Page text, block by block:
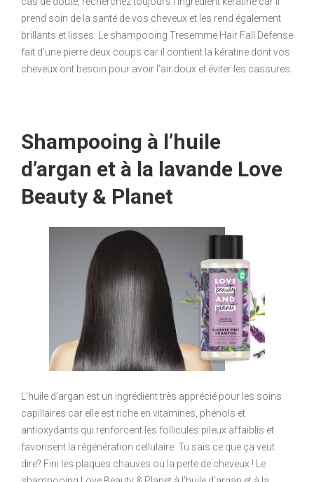
prend soin de la santé de vos cheveux et les rend également
brillants et lisses. Le shampooing Tresemme Hair Fall Defense
fait d’une pierre deux coups car il contient la kératine dont vos
cheveux ont besoin pour avoir l’air doux et éviter les cassures.
Shampooing à l’huile
d’argan et à la lavande Love
Beauty & Planet
L’huile d’argan est un ingrédient très apprécié pour les soins
capillaires car elle est riche en vitamines, phénols et
antioxydants qui renforcent les follicules pileux affaiblis et
favorisent la régénération cellulaire. Tu sais ce que ça veut
dire? Fini les plaques chauves ou la perte de cheveux ! Le